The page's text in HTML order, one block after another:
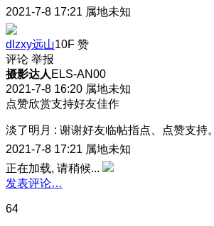
2021-7-8 17:21 属地未知
dlzxy远山10F 赞
评论 举报
摄影达人 ELS-AN00
2021-7-8 16:20 属地未知
点赞欣赏支持好友佳作
淡了明月 : 谢谢好友临帖指点、点赞支持。
2021-7-8 17:21 属地未知
正在加载, 请稍候...
发表评论…
64